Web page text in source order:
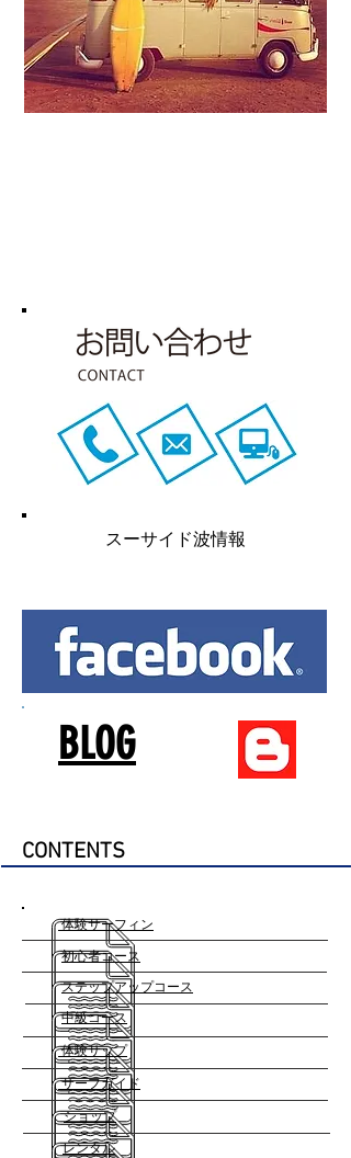
スーサイド波情報
BLOG
​CONTENTS
体験サーフィン
初心者コース
​ステップアップコース
​中級コース
体験サップ
サーフガイド
​ショップ
​レンタル